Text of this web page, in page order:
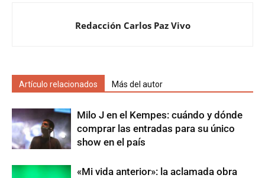
Redacción Carlos Paz Vivo
Artículo relacionados Más del autor
Milo J en el Kempes: cuándo y dónde
comprar las entradas para su único
show en el país
«Mi vida anterior»: la aclamada obra